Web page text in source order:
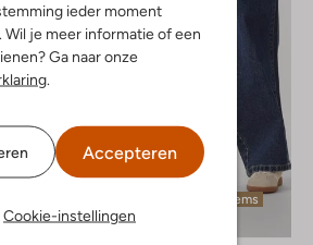
ieder moment
Wil je meer informatie of een
Ga naar onze
.
Accepteren
Cookie-instellingen
Laatste items